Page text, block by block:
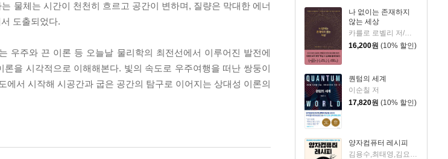
나 없이는 존재하지
않는 세상
카를로 로벨리 저/김정훈 역
16,200원 (10% 할인)
퀀텀의 세계
이순칠 저
17,820원 (10% 할인)
양자컴퓨터 레시피
물체는 시간이 천천히 흐르고 공간이 변하며, 질량은 막대한 에너
도출되었다.
우주와 끈 이론 등 오늘날 물리학의 최전선에서 이루어진 발전에
을 시각적으로 이해해본다. 빛의 속도로 우주여행을 떠난 쌍둥이
서 시작해 시공간과 굽은 공간의 탐구로 이어지는 상대성 이론의